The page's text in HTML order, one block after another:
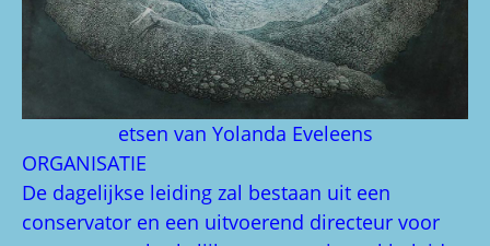
etsen van Yolanda Eveleens
ORGANISATIE
De dagelijkse leiding zal bestaan uit een
conservator en een uitvoerend directeur voor